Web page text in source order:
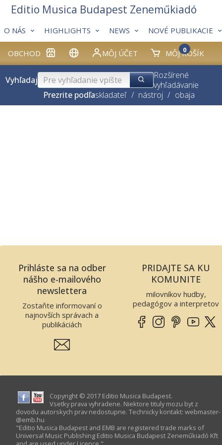
OBCHOD MÔJ ÚČET MÔJ KOŠÍK
0
O NÁS HIGHLIGHTS NEWS NOVÉ PUBLIKACIE
Editio Musica Budapest Zeneműkiadó
Vyhľadaj
Rozšírené
vyhľadávanie
Prezrite podľaskladateľ / nástroj / obaja
Prihláste sa na odber
nášho e-mailového
newslettera
Zostaňte informovaní o
najnovších správach a
publikáciách
PRIDAJTE SA KU
KOMUNITE
milovníkov hudby,
pedagógov a interpretov
Copyright © 2017 Editio Musica Budapest.
Vsetky prava vyhradene. Niektore tituly mozu byt z
dovodu autorskych prav nedostupne. Technicky kontakt: webmaster­
@­emb.hu
"Editio Musica Budapest and EMB are registered trade marks of
Universal Music Publishing Editio Musica Budapest Zeneműkiadó Kft